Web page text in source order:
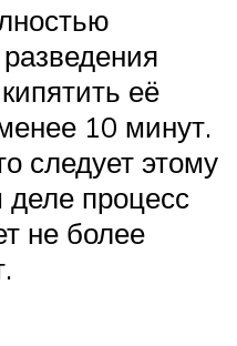
её
10 минут.
следует этому
процесс
не более